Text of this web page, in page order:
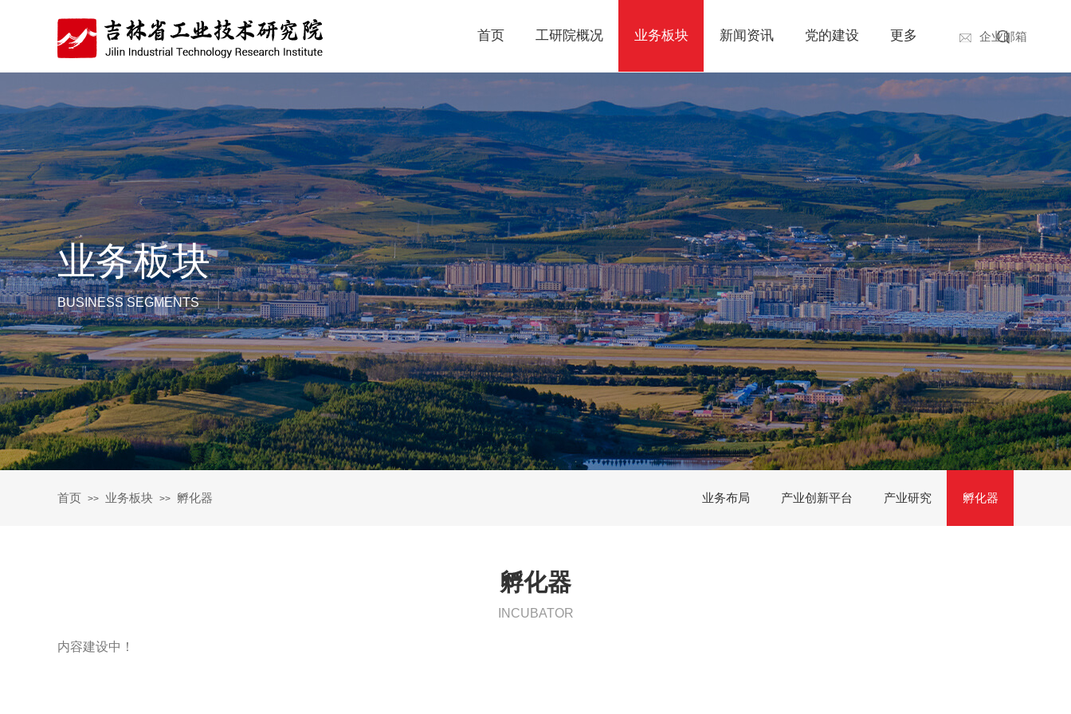
BUSINESS SEGMENTS
业务板块
首页 >> 业务板块 >> 孵化器 业务布局 产业创新平台 产业研究 孵化器
INCUBATOR
孵化器
内容建设中！
首页 工研院概况 业务板块 新闻资讯 党的建设 更多 企业邮箱